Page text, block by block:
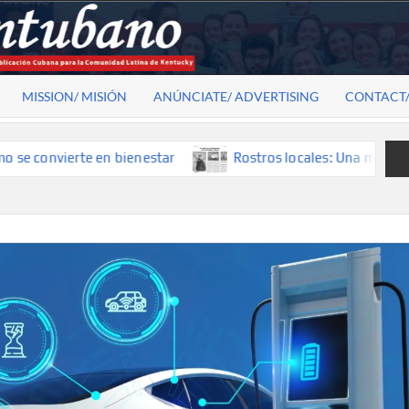
MISSION/ MISIÓN ANÚNCIATE/ ADVERTISING
en bienestar Rostros locales: Una mirada que